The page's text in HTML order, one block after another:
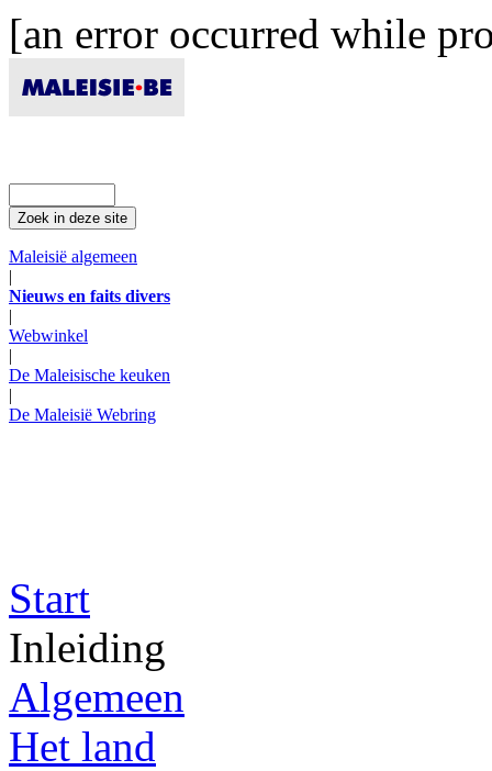
[an error occurred while
Maleisië algemeen
|
Nieuws en faits divers
|
Webwinkel
|
De Maleisische keuken
|
De Maleisië Webring
Start
Inleiding
Algemeen
Het land